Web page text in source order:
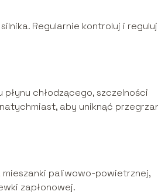
Regularnie kontroluj i reguluj
chłodzącego, szczelności
aby uniknąć
mieszanki paliwowo-powietrznej,
zapłonowej.